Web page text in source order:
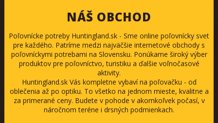
NÁŠ OBCHOD
Poľovnícke potreby Huntingland.sk - Sme online poľovnícky svet
pre každého. Patríme medzi najväčšie internetové obchody s
poľovníckymi potrebami na Slovensku. Ponúkame široký výber
produktov pre poľovníctvo, turistiku a ďalšie voľnočasové
aktivity.
Huntingland.sk Vás kompletne vybaví na poľovačku - od
oblečenia až po optiku. To všetko na jednom mieste, kvalitne a
za primerané ceny. Budete v pohode v akomkoľvek počasí, v
náročnom teréne i drsných podmienkach.